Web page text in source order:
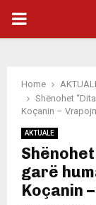
PRIMARY
Home
Shënohet
Koçanin –
AKTUALE
garë
Koçanin